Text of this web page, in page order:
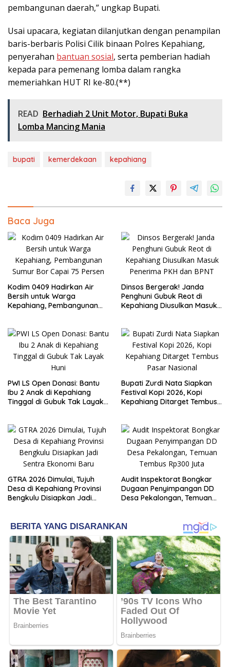
pembangunan daerah,” ungkap Bupati.
Usai upacara, kegiatan dilanjutkan dengan penampilan
baris-berbaris Polisi Cilik binaan Polres Kepahiang,
penyerahan bantuan sosial, serta pemberian hadiah
kepada para pemenang lomba dalam rangka
memeriahkan HUT RI ke-80.(**)
READ Berhadiah 2 Unit Motor, Bupati Buka
Lomba Mancing Mania
bupati kemerdekaan kepahiang
Baca Juga
Kodim 0409 Hadirkan Air
Bersih untuk Warga
Kepahiang, Pembangunan
Dinsos Bergerak! Janda
Penghuni Gubuk Reot di
Kepahiang Diusulkan Masuk
PWI LS Open Donasi: Bantu
Ibu 2 Anak di Kepahiang
Tinggal di Gubuk Tak Layak
Bupati Zurdi Nata Siapkan
Festival Kopi 2026, Kopi
Kepahiang Ditarget Tembus
GTRA 2026 Dimulai, Tujuh
Desa di Kepahiang Provinsi
Bengkulu Disiapkan Jadi
Audit Inspektorat Bongkar
Dugaan Penyimpangan DD
Desa Pekalongan, Temuan